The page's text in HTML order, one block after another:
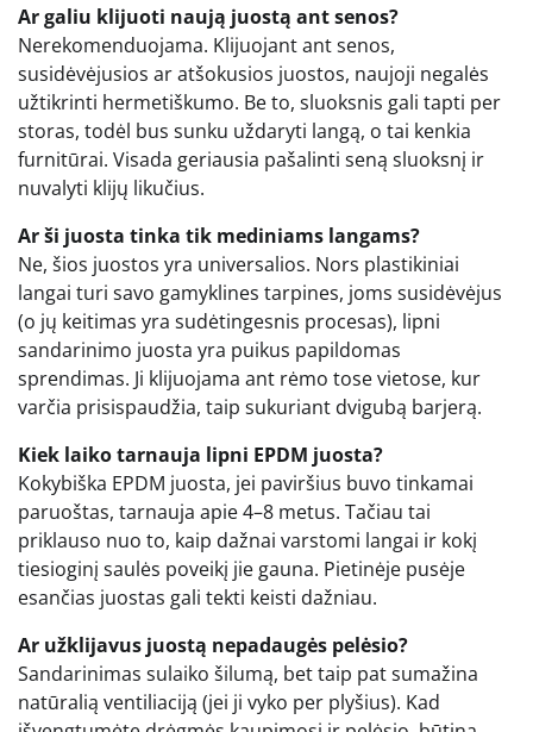
Ar galiu klijuoti naują juostą ant senos?
Nerekomenduojama. Klijuojant ant senos,
susidėvėjusios ar atšokusios juostos, naujoji negalės
užtikrinti hermetiškumo. Be to, sluoksnis gali tapti per
storas, todėl bus sunku uždaryti langą, o tai kenkia
furnitūrai. Visada geriausia pašalinti seną sluoksnį ir
nuvalyti klijų likučius.
Ar ši juosta tinka tik mediniams langams?
Ne, šios juostos yra universalios. Nors plastikiniai
langai turi savo gamyklines tarpines, joms susidėvėjus
(o jų keitimas yra sudėtingesnis procesas), lipni
sandarinimo juosta yra puikus papildomas
sprendimas. Ji klijuojama ant rėmo tose vietose, kur
varčia prisispaudžia, taip sukuriant dvigubą barjerą.
Kiek laiko tarnauja lipni EPDM juosta?
Kokybiška EPDM juosta, jei paviršius buvo tinkamai
paruoštas, tarnauja apie 4–8 metus. Tačiau tai
priklauso nuo to, kaip dažnai varstomi langai ir kokį
tiesioginį saulės poveikį jie gauna. Pietinėje pusėje
esančias juostas gali tekti keisti dažniau.
Ar užklijavus juostą nepadaugės pelėsio?
Sandarinimas sulaiko šilumą, bet taip pat sumažina
natūralią ventiliaciją (jei ji vyko per plyšius). Kad